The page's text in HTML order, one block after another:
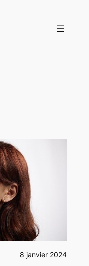
8 janvier 2024